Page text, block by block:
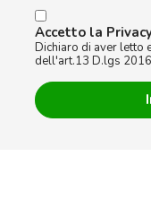
Accetto la
Dichiaro di aver letto
dell'art.13 D.lgs